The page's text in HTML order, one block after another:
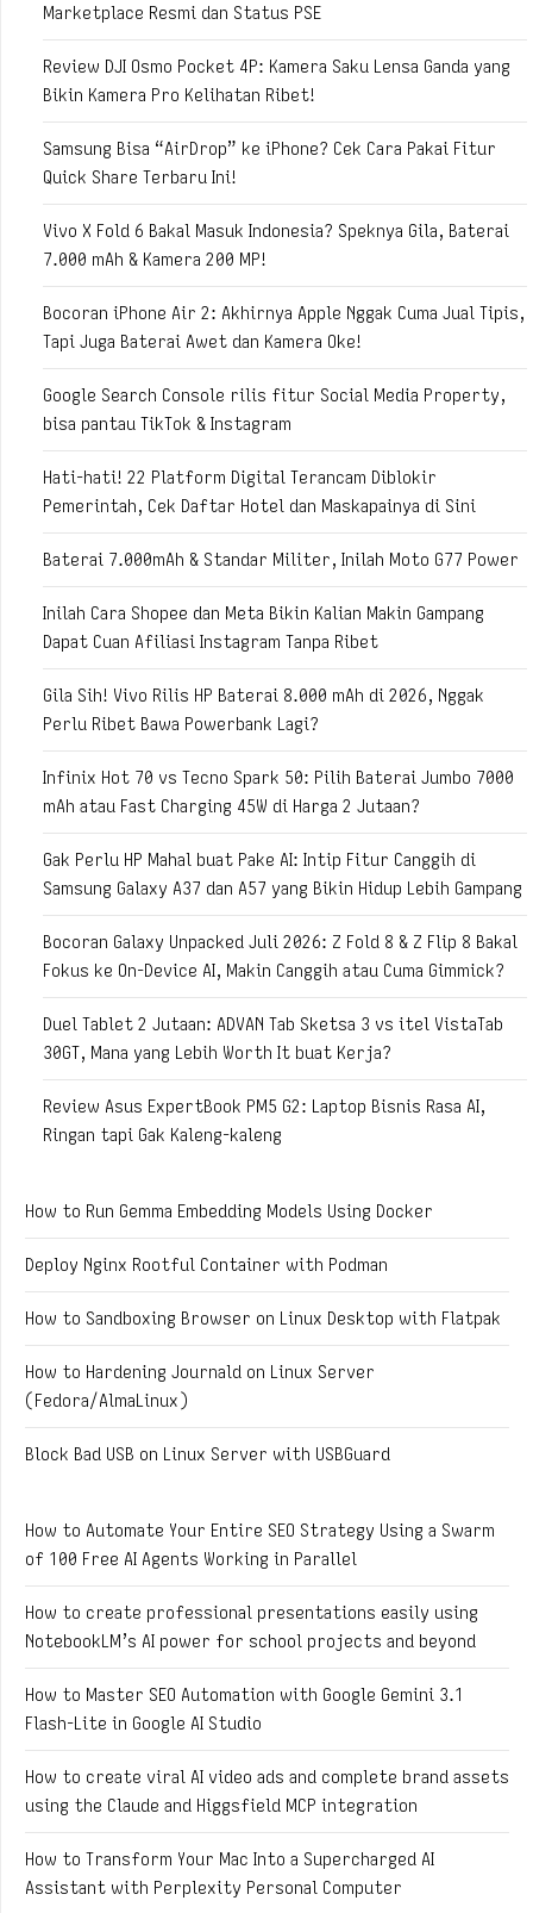
Marketplace Resmi dan Status PSE
Review DJI Osmo Pocket 4P: Kamera Saku Lensa Ganda yang
Bikin Kamera Pro Kelihatan Ribet!
Samsung Bisa “AirDrop” ke iPhone? Cek Cara Pakai Fitur
Quick Share Terbaru Ini!
Vivo X Fold 6 Bakal Masuk Indonesia? Speknya Gila, Baterai
7.000 mAh & Kamera 200 MP!
Bocoran iPhone Air 2: Akhirnya Apple Nggak Cuma Jual Tipis,
Tapi Juga Baterai Awet dan Kamera Oke!
Google Search Console rilis fitur Social Media Property,
bisa pantau TikTok & Instagram
Hati-hati! 22 Platform Digital Terancam Diblokir
Pemerintah, Cek Daftar Hotel dan Maskapainya di Sini
Baterai 7.000mAh & Standar Militer, Inilah Moto G77 Power
Inilah Cara Shopee dan Meta Bikin Kalian Makin Gampang
Dapat Cuan Afiliasi Instagram Tanpa Ribet
Gila Sih! Vivo Rilis HP Baterai 8.000 mAh di 2026, Nggak
Perlu Ribet Bawa Powerbank Lagi?
Infinix Hot 70 vs Tecno Spark 50: Pilih Baterai Jumbo 7000
mAh atau Fast Charging 45W di Harga 2 Jutaan?
Gak Perlu HP Mahal buat Pake AI: Intip Fitur Canggih di
Samsung Galaxy A37 dan A57 yang Bikin Hidup Lebih Gampang
Bocoran Galaxy Unpacked Juli 2026: Z Fold 8 & Z Flip 8 Bakal
Fokus ke On-Device AI, Makin Canggih atau Cuma Gimmick?
Duel Tablet 2 Jutaan: ADVAN Tab Sketsa 3 vs itel VistaTab
30GT, Mana yang Lebih Worth It buat Kerja?
Review Asus ExpertBook PM5 G2: Laptop Bisnis Rasa AI,
Ringan tapi Gak Kaleng-kaleng
How to Run Gemma Embedding Models Using Docker
Deploy Nginx Rootful Container with Podman
How to Sandboxing Browser on Linux Desktop with Flatpak
How to Hardening Journald on Linux Server
(Fedora/AlmaLinux)
Block Bad USB on Linux Server with USBGuard
How to Automate Your Entire SEO Strategy Using a Swarm
of 100 Free AI Agents Working in Parallel
How to create professional presentations easily using
NotebookLM’s AI power for school projects and beyond
How to Master SEO Automation with Google Gemini 3.1
Flash-Lite in Google AI Studio
How to create viral AI video ads and complete brand assets
using the Claude and Higgsfield MCP integration
How to Transform Your Mac Into a Supercharged AI
Assistant with Perplexity Personal Computer